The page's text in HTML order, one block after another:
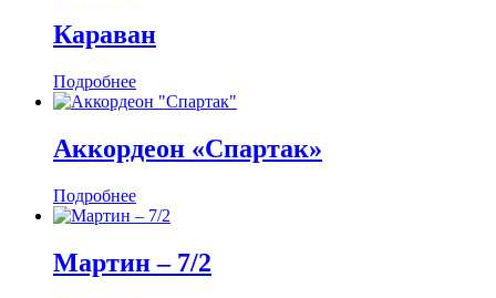
Караван
Подробнее
Аккордеон «Спартак»
Подробнее
Мартин ‒ 7/2